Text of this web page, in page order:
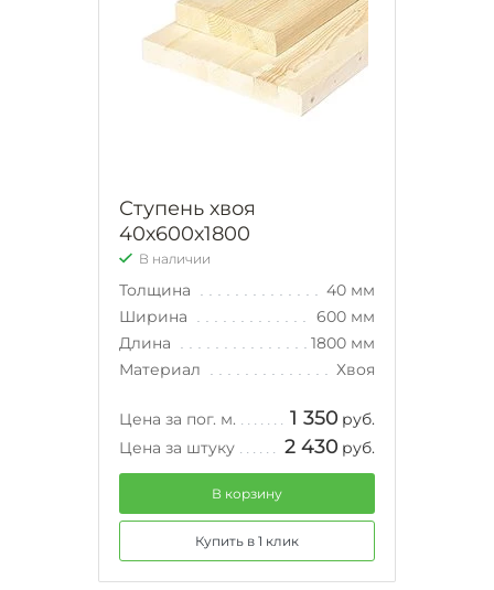
Ступень хвоя
40х600х1800
В наличии
Толщина
40 мм
Ширина
600 мм
Длина
1800 мм
Материал
Хвоя
Цена за пог. м. 1 350 руб.
Цена за штуку
2 430 руб.
В корзину
Купить в 1 клик